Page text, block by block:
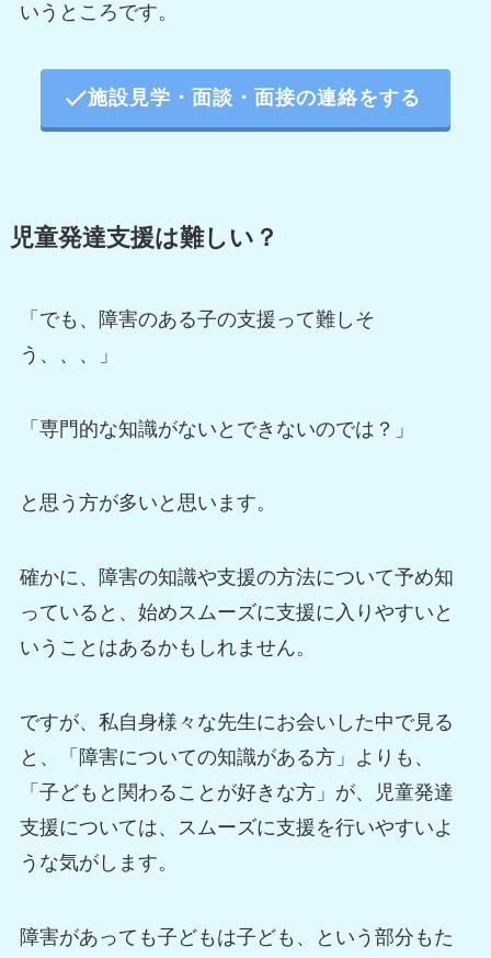
いうところです。
施設見学・面談・面接の連絡をする
児童発達支援は難しい？
「でも、障害のある子の支援って難しそ
う、、、」
「専門的な知識がないとできないのでは？」
と思う方が多いと思います。
確かに、障害の知識や支援の方法について予め知
っていると、始めスムーズに支援に入りやすいと
いうことはあるかもしれません。
ですが、私自身様々な先生にお会いした中で見る
と、「障害についての知識がある方」よりも、
「子どもと関わることが好きな方」が、児童発達
支援については、スムーズに支援を行いやすいよ
うな気がします。
障害があっても子どもは子ども、という部分もた